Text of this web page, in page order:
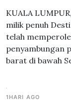
KUALA
milik penuh
telah
penyambungan
barat di bawah
1HARI AGO